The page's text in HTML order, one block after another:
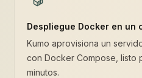
Despliegue Docker en un
Kumo aprovisiona un
con Docker Compose, listo
minutos.